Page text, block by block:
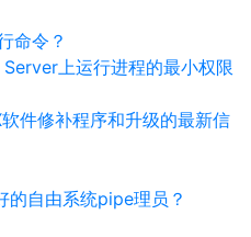
命令？
上运行进程的最小权限
件修补程序和升级的最新信
自由系统pipe理员？